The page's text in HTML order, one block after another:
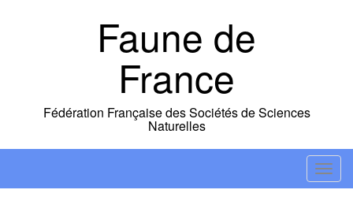
Faune de
France
Fédération Française des Sociétés de Sciences
Naturelles
T
o